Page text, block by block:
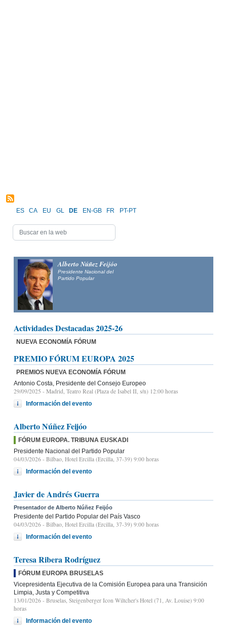
ES CA EU GL DE EN-GB FR PT-PT
Alberto Núñez Feijóo
Presidente Nacional del
Partido Popular
Actividades Destacadas 2025-26
NUEVA ECONOMÍA FÓRUM
PREMIO FÓRUM EUROPA 2025
PREMIOS NUEVA ECONOMÍA FÓRUM
Antonio Costa, Presidente del Consejo Europeo
29/09/2025 - Madrid, Teatro Real (Plaza de Isabel II, s/n) 12:00 horas
Información del evento
Alberto Núñez Feijóo
FÓRUM EUROPA. TRIBUNA EUSKADI
Presidente Nacional del Partido Popular
04/03/2026 - Bilbao, Hotel Ercilla (Ercilla, 37-39) 9:00 horas
Información del evento
Javier de Andrés Guerra
Presentador de Alberto Núñez Feijóo
Presidente del Partido Popular del País Vasco
04/03/2026 - Bilbao, Hotel Ercilla (Ercilla, 37-39) 9:00 horas
Información del evento
Teresa Ribera Rodríguez
FÓRUM EUROPA BRUSELAS
Vicepresidenta Ejecutiva de la Comisión Europea para una Transición
Limpia, Justa y Competitiva
13/01/2026 - Bruselas, Steigenberger Icon Wiltcher's Hotel (71, Av. Louise) 9:00
horas
Información del evento